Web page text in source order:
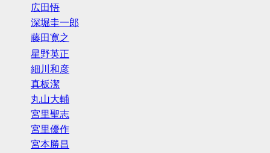
広田悟
深堀圭一郎
藤田寛之
星野英正
細川和彦
真板潔
丸山大輔
宮里聖志
宮里優作
宮本勝昌